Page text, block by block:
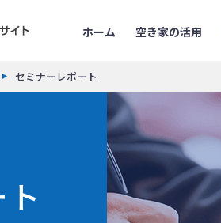
ホーム 空き家の活用
セミナーレポート